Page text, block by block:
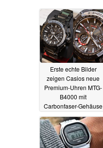
Erste echte Bilder
zeigen Casios neue
Premium-Uhren MTG-
B4000 mit
Carbonfaser-Gehäuse
24.05.2026